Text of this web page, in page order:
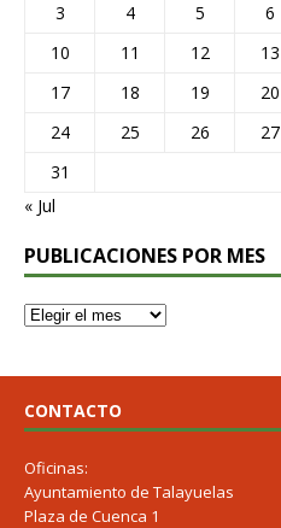
3
4 5 6
10
11 12 13
17
18 19 20
24
25 26 27
31
« Jul
PUBLICACIONES POR MES
CONTACTO
Oficinas:
Ayuntamiento de Talayuelas
Plaza de Cuenca 1